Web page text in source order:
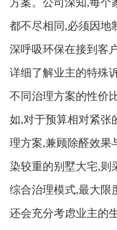
方案。公司深知,每个
都不尽相同,必须因地
深呼吸环保在接到客
详细了解业主的特殊
不同治理方案的性价
如,对于预算相对紧张
理方案,兼顾除醛效果
染较重的别墅大宅,则
综合治理模式,最大限
还会充分考虑业主的